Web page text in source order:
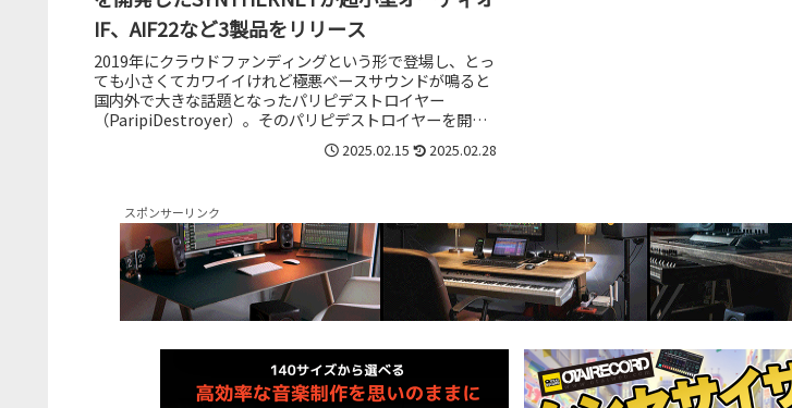
IF、AIF22など3製品をリリース
2019年にクラウドファンディングという形で登場し、とっ
ても小さくてカワイイけれど極悪ベースサウンドが鳴ると
国内外で大きな話題となったパリピデストロイヤー
（ParipiDestroyer）。そのパリピデストロイヤーを開発
2025.02.15 2025.02.28
スポンサーリンク